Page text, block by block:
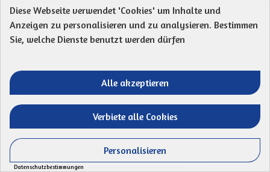
Mon Code postal (ex : 68 000) : 67700Ma
proposition : Quels sont les grands défis pour
l’Alsace...
Ergebnisse nach Kategorie filtern:
11/06/2023
49 49 FOLLOWER
FOLGEN
RENFORCEMENT
VORSCHLAG ANZEIGEN
Diese Webseite verwendet 'Cookies' um Inhalte und
Anzeigen zu personalisieren und zu analysieren. Bestimmen
Sie, welche Dienste benutzt werden dürfen
Alle akzeptieren
Verbiete alle Cookies
Personalisieren
Datenschutzbestimmungen